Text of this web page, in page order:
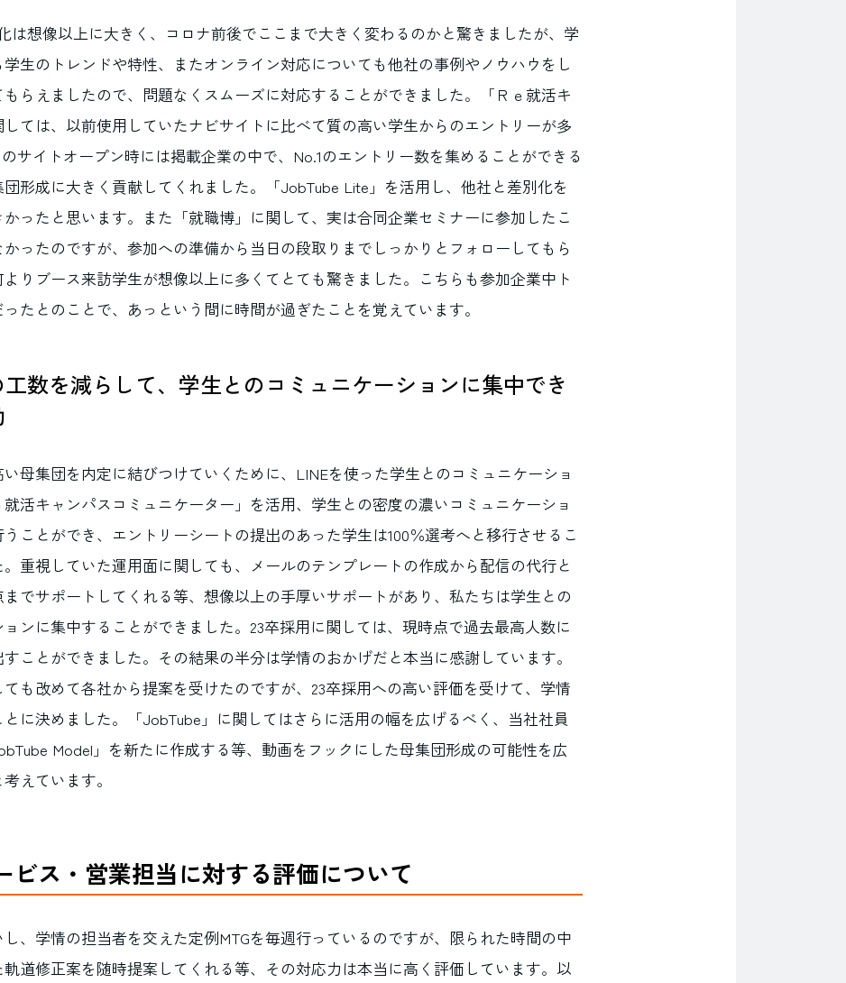
は想像以上に大きく、コロナ前後でここまで大きく変わるのかと驚きましたが、学
生のトレンドや特性、またオンライン対応についても他社の事例やノウハウをし
もらえましたので、問題なくスムーズに対応することができました。「Ｒｅ就活キ
しては、以前使用していたナビサイトに比べて質の高い学生からのエントリーが多
のサイトオープン時には掲載企業の中で、No.1のエントリー数を集めることができる
形成に大きく貢献してくれました。「JobTube Lite」を活用し、他社と差別化を
ったと思います。また「就職博」に関して、実は合同企業セミナーに参加したこ
かったのですが、参加への準備から当日の段取りまでしっかりとフォローしてもら
よりブース来訪学生が想像以上に多くてとても驚きました。こちらも参加企業中ト
たとのことで、あっという間に時間が過ぎたことを覚えています。
数を減らして、学生とのコミュニケーションに集中でき
母集団を内定に結びつけていくために、LINEを使った学生とのコミュニケーショ
活キャンパスコミュニケーター」を活用、学生との密度の濃いコミュニケーショ
ことができ、エントリーシートの提出のあった学生は100％選考へと移行させるこ
。重視していた運用面に関しても、メールのテンプレートの作成から配信の代行と
でサポートしてくれる等、想像以上の手厚いサポートがあり、私たちは学生との
ンに集中することができました。23卒採用に関しては、現時点で過去最高人数に
ことができました。その結果の半分は学情のおかげだと本当に感謝しています。
も改めて各社から提案を受けたのですが、23卒採用への高い評価を受けて、学情
に決めました。「JobTube」に関してはさらに活用の幅を広げるべく、当社社員
Model」を新たに作成する等、動画をフックにした母集団形成の可能性を広
えています。
ビス・営業担当に対する評価について
、学情の担当者を交えた定例MTGを毎週行っているのですが、限られた時間の中
道修正案を随時提案してくれる等、その対応力は本当に高く評価しています。以